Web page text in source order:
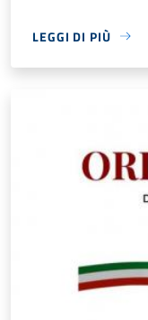
LEGGI DI PIÙ